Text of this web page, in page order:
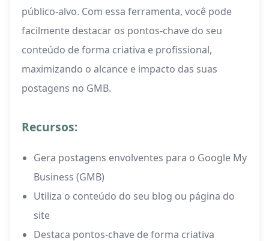
público-alvo. Com essa ferramenta, você pode
facilmente destacar os pontos-chave do seu
conteúdo de forma criativa e profissional,
maximizando o alcance e impacto das suas
postagens no GMB.
Recursos:
Gera postagens envolventes para o Google My
Business (GMB)
Utiliza o conteúdo do seu blog ou página do
site
Destaca pontos-chave de forma criativa